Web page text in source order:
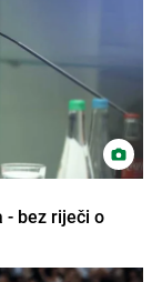
- bez riječi o